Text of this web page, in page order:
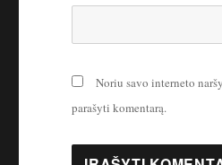
Noriu savo interneto
parašyti komentarą.